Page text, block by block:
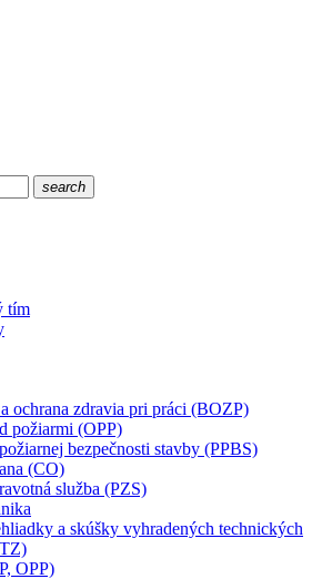
search
tím
ochrana zdravia pri práci (BOZP)
požiarmi (OPP)
bezpečnosti stavby (PPBS)
(CO)
služba (PZS)
a skúšky vyhradených technických
OPP)